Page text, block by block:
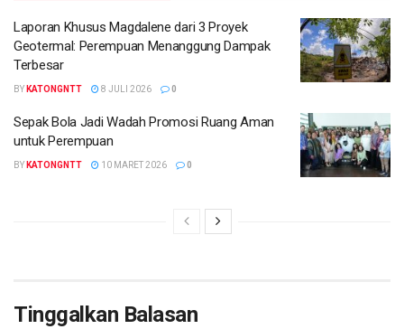
Laporan Khusus Magdalene dari 3 Proyek
Geotermal: Perempuan Menanggung Dampak
Terbesar
BY KATONGNTT 8 JULI 2026 0
Sepak Bola Jadi Wadah Promosi Ruang Aman
untuk Perempuan
BY KATONGNTT 10 MARET 2026 0
Tinggalkan Balasan